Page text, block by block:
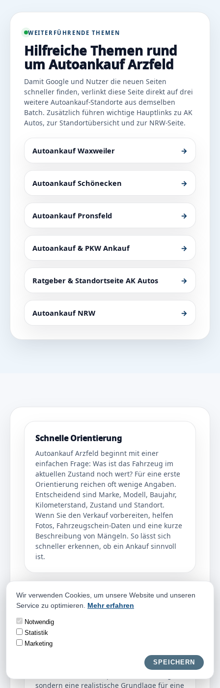
WEITERFÜHRENDE THEMEN
Hilfreiche Themen rund
um Autoankauf Arzfeld
Damit Google und Nutzer die neuen Seiten
schneller finden, verlinkt diese Seite direkt auf drei
weitere Autoankauf-Standorte aus demselben
Batch. Zusätzlich führen wichtige Hauptlinks zu AK
Autos, zur Standortübersicht und zur NRW-Seite.
Autoankauf Waxweiler →
Autoankauf Schönecken →
Autoankauf Pronsfeld →
Autoankauf & PKW Ankauf →
Ratgeber & Standortseite AK Autos →
Autoankauf NRW →
Schnelle Orientierung
Autoankauf Arzfeld beginnt mit einer
einfachen Frage: Was ist das Fahrzeug im
aktuellen Zustand noch wert? Für eine erste
Orientierung reichen oft wenige Angaben.
Entscheidend sind Marke, Modell, Baujahr,
Kilometerstand, Zustand und Standort.
Wenn Sie den Verkauf vorbereiten, helfen
Fotos, Fahrzeugschein-Daten und eine kurze
Beschreibung von Mängeln. So lässt sich
schneller erkennen, ob ein Ankauf sinnvoll
ist.
Faire Einschätzung
einzelne Schäden, sondern das gesamte
Fahrzeug. Beim Autoankauf Arzfeld zählen
Pflegezustand, Ausstattung, Nachfrage,
Reparaturaufwand und Verwertbarkeit
sondern eine realistische Grundlage für eine
Wir verwenden Cookies, um unsere Website und unseren
Service zu optimieren. Mehr erfahren
Notwendig
Statistik
Marketing
SPEICHERN